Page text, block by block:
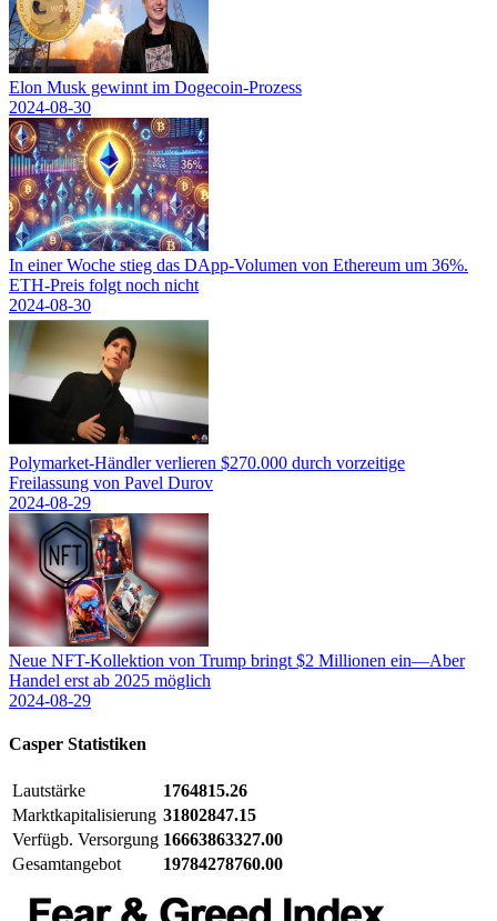
Elon Musk gewinnt im Dogecoin-Prozess
2024-08-30
In einer Woche stieg das DApp-Volumen von Ethereum um 36%.
ETH-Preis folgt noch nicht
2024-08-30
Polymarket-Händler verlieren $270.000 durch vorzeitige
Freilassung von Pavel Durov
2024-08-29
Neue NFT-Kollektion von Trump bringt $2 Millionen ein—Aber
Handel erst ab 2025 möglich
2024-08-29
Casper Statistiken
Lautstärke
1764815.26
Marktkapitalisierung 31802847.15
Verfügb. Versorgung 16663863327.00
Gesamtangebot
19784278760.00